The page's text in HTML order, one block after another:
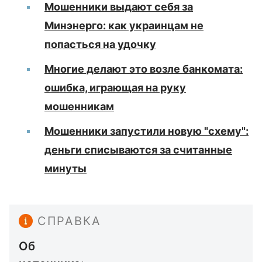
Мошенники выдают себя за
Минэнерго: как украинцам не
попасться на удочку
Многие делают это возле банкомата:
ошибка, играющая на руку
мошенникам
Мошенники запустили новую "схему":
деньги списываются за считанные
минуты
СПРАВКА
Об